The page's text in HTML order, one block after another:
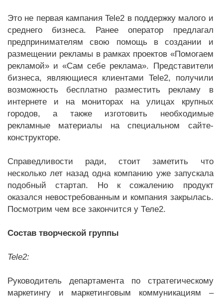
Это не первая кампания Tele2 в поддержку малого и
среднего бизнеса. Ранее оператор предлагал
предпринимателям свою помощь в создании и
размещении рекламы в рамках проектов «Помогаем
рекламой» и «Сам себе реклама». Представители
бизнеса, являющиеся клиентами Tele2, получили
возможность бесплатно разместить рекламу в
интернете и на мониторах на улицах крупных
городов, а также изготовить необходимые
рекламные материалы на специальном сайте-
конструкторе.
Справедливости ради, стоит заметить что
несколько лет назад одна компанию уже запускала
подобный стартап. Но к сожалению продукт
оказался невостребованным и компания закрылась.
Посмотрим чем все закончится у Теле2.
Состав творческой группы
Tele2:
Руководитель департамента по стратегическому
маркетингу и маркетинговым коммуникациям –